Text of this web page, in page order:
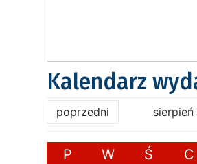
Kalendarz
poprzedni
P W Ś C